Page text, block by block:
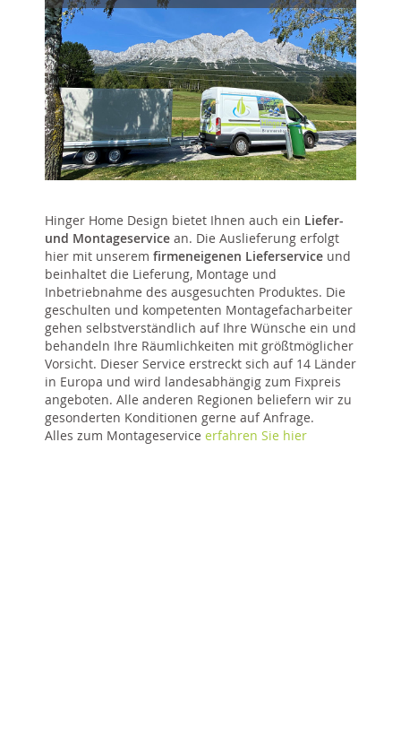
Hinger Home Design bietet Ihnen auch ein Liefer-
und Montageservice an. Die Auslieferung erfolgt
hier mit unserem firmeneigenen Lieferservice und
beinhaltet die Lieferung, Montage und
Inbetriebnahme des ausgesuchten Produktes. Die
geschulten und kompetenten Montagefacharbeiter
gehen selbstverständlich auf Ihre Wünsche ein und
behandeln Ihre Räumlichkeiten mit größtmöglicher
Vorsicht. Dieser Service erstreckt sich auf 14 Länder
in Europa und wird landesabhängig zum Fixpreis
angeboten. Alle anderen Regionen beliefern wir zu
gesonderten Konditionen gerne auf Anfrage.
Alles zum Montageservice erfahren Sie hier